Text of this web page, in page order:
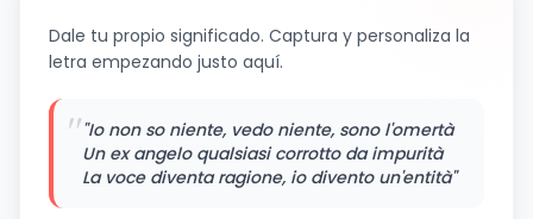
Dale tu propio significado. Captura y personaliza la
letra empezando justo aquí.
""Io non so niente, vedo niente, sono l'omertà
Un ex angelo qualsiasi corrotto da impurità
La voce diventa ragione, io divento un'entità"